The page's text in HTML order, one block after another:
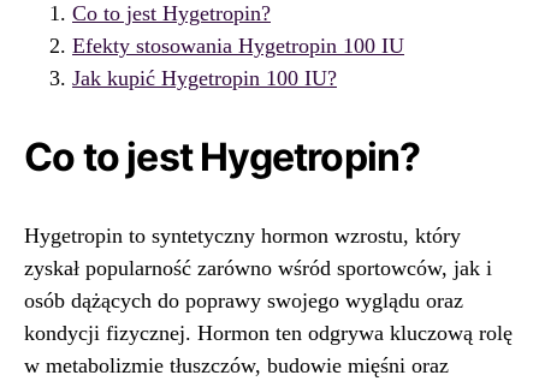
Co to jest Hygetropin?
Efekty stosowania Hygetropin 100 IU
Jak kupić Hygetropin 100 IU?
Co to jest Hygetropin?
Hygetropin to syntetyczny hormon wzrostu, który
zyskał popularność zarówno wśród sportowców, jak i
osób dążących do poprawy swojego wyglądu oraz
kondycji fizycznej. Hormon ten odgrywa kluczową rolę
w metabolizmie tłuszczów, budowie mięśni oraz